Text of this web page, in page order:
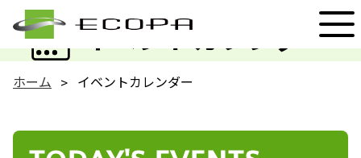
イベントカレンダー
EVENT
ホーム イベントカレンダー